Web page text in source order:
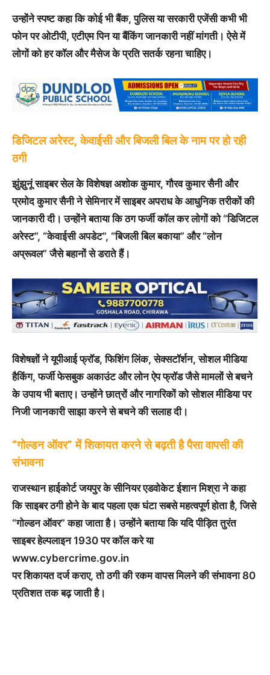
उन्होंने स्पष्ट कहा कि कोई भी बैंक, पुलिस या सरकारी एजेंसी कभी भी
फोन पर ओटीपी, एटीएम पिन या बैंकिंग जानकारी नहीं मांगती। ऐसे में
लोगों को हर कॉल और मैसेज के प्रति सतर्क रहना चाहिए।
डिजिटल अरेस्ट, केवाईसी और बिजली बिल के नाम पर हो रही
ठगी
झुंझुनूं साइबर सेल के विशेषज्ञ अशोक कुमार, गौरव कुमार सैनी और
प्रमोद कुमार सैनी ने सेमिनार में साइबर अपराध के आधुनिक तरीकों की
जानकारी दी। उन्होंने बताया कि ठग फर्जी कॉल कर लोगों को “डिजिटल
अरेस्ट”, “केवाईसी अपडेट”, “बिजली बिल बकाया” और “लोन
अप्रूवल” जैसे बहानों से डराते हैं।
विशेषज्ञों ने यूपीआई फ्रॉड, फिशिंग लिंक, सेक्सटॉर्शन, सोशल मीडिया
हैकिंग, फर्जी फेसबुक अकाउंट और लोन ऐप फ्रॉड जैसे मामलों से बचने
के उपाय भी बताए। उन्होंने छात्रों और नागरिकों को सोशल मीडिया पर
निजी जानकारी साझा करने से बचने की सलाह दी।
“गोल्डन ऑवर” में शिकायत करने से बढ़ती है पैसा वापसी की
संभावना
राजस्थान हाईकोर्ट जयपुर के सीनियर एडवोकेट ईशान मिश्रा ने कहा
कि साइबर ठगी होने के बाद पहला एक घंटा सबसे महत्वपूर्ण होता है, जिसे
“गोल्डन ऑवर” कहा जाता है। उन्होंने बताया कि यदि पीड़ित तुरंत
साइबर हेल्पलाइन 1930 पर कॉल करे या
www.cybercrime.gov.in
पर शिकायत दर्ज कराए, तो ठगी की रकम वापस मिलने की संभावना 80
प्रतिशत तक बढ़ जाती है।